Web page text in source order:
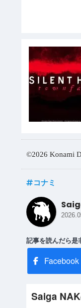
©2026 Konami
コナミ
記事を読んだら是
Facebook
Saiga